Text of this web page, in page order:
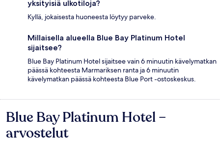
yksityisiä ulkotiloja?
Kyllä, jokaisesta huoneesta löytyy parveke.
Millaisella alueella Blue Bay Platinum Hotel
sijaitsee?
Blue Bay Platinum Hotel sijaitsee vain 6 minuutin kävelymatkan
päässä kohteesta Marmariksen ranta ja 6 minuutin
kävelymatkan päässä kohteesta Blue Port -ostoskeskus.
Arvostelut
Blue Bay Platinum Hotel –
arvostelut